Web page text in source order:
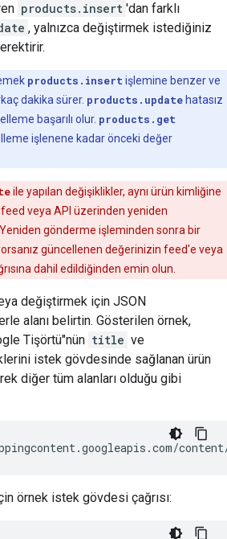
products.insert 'dan farklı
, yalnızca değiştirmek istediğiniz
products.insert işlemine benzer ve
dakika sürer. products.update hatasız
başarılı olur. products.get
işlenene kadar önceki değer
ile yapılan değişiklikler, aynı ürün kimliğine
veya API üzerinden yeniden
. Yeniden gönderme işleminden sonra bir
güncellenen değerinizin feed'e veya
dahil edildiğinden emin olun.
değiştirmek için JSON
alanı belirtin. Gösterilen örnek,
Tişörtü"nün title ve
istek gövdesinde sağlanan ürün
diğer tüm alanları olduğu gibi
örnek istek gövdesi çağrısı: